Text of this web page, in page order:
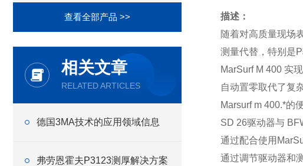
查看全部产品 >>
相关文章
RELATED ARTICLES
德国3MA技术的应用领域信息
弗劳恩霍夫P3123测厚解决方案
描述：
随着对高质量现场
测量代替，特别是
MarSurf M 400 实
自动置零取代了复
Marsurf m 400.*的
SD 26驱动器与
通过配合使用
通过调节驱动器和